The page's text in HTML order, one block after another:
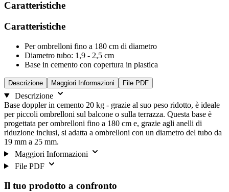
Caratteristiche
Caratteristiche
Per ombrelloni fino a 180 cm di diametro
Diametro tubo: 1,9 - 2,5 cm
Base in cemento con copertura in plastica
Descrizione Maggiori Informazioni File PDF
Descrizione
Base doppler in cemento 20 kg - grazie al suo peso ridotto, è ideale
per piccoli ombrelloni sul balcone o sulla terrazza. Questa base è
progettata per ombrelloni fino a 180 cm e, grazie agli anelli di
riduzione inclusi, si adatta a ombrelloni con un diametro del tubo da
19 mm a 25 mm.
Maggiori Informazioni
File PDF
Il tuo prodotto a confronto